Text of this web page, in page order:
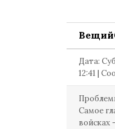
Дата:
12:41 |
Самое
войсках